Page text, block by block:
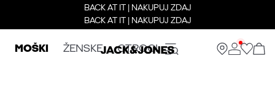
BACK AT IT | NAKUPUJ ZDAJ
BACK AT IT | NAKUPUJ ZDAJ
MOŠKI ŽENSKE OTROCI